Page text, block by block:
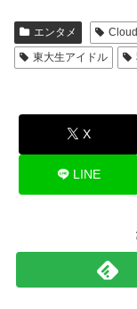
エンタメ
東大生アイドル
X
LINE